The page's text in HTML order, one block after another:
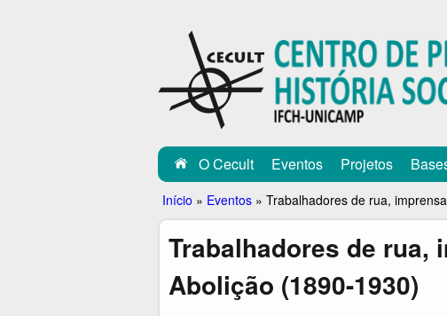
C
L
T
O Cecult Eventos Projetos
Você
está
aqui
Início » Eventos » Trabalhadores de rua,
Trabalhadores de rua,
Abolição (1890-1930)